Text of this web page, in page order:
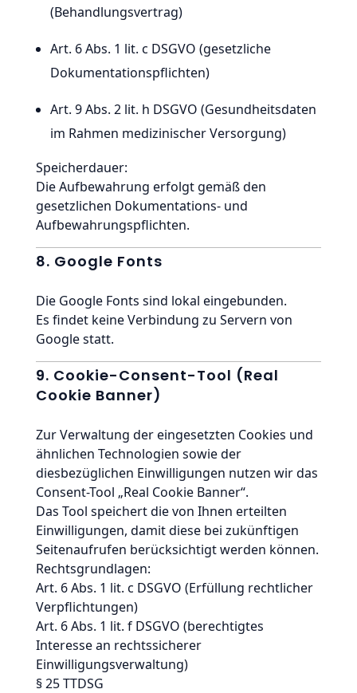
(Behandlungsvertrag)
Art. 6 Abs. 1 lit. c DSGVO (gesetzliche
Dokumentationspflichten)
Art. 9 Abs. 2 lit. h DSGVO (Gesundheitsdaten
im Rahmen medizinischer Versorgung)
Speicherdauer:
Die Aufbewahrung erfolgt gemäß den
gesetzlichen Dokumentations- und
Aufbewahrungspflichten.
8. Google Fonts
Die Google Fonts sind lokal eingebunden.
Es findet keine Verbindung zu Servern von
Google statt.
9. Cookie-Consent-Tool (Real
Cookie Banner)
Zur Verwaltung der eingesetzten Cookies und
ähnlichen Technologien sowie der
diesbezüglichen Einwilligungen nutzen wir das
Consent-Tool „Real Cookie Banner“.
Das Tool speichert die von Ihnen erteilten
Einwilligungen, damit diese bei zukünftigen
Seitenaufrufen berücksichtigt werden können.
Rechtsgrundlagen:
Art. 6 Abs. 1 lit. c DSGVO (Erfüllung rechtlicher
Verpflichtungen)
Art. 6 Abs. 1 lit. f DSGVO (berechtigtes
Interesse an rechtssicherer
Einwilligungsverwaltung)
§ 25 TTDSG